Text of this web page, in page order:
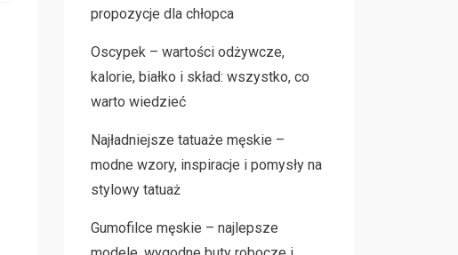
propozycje dla chłopca
Oscypek – wartości odżywcze,
kalorie, białko i skład: wszystko, co
warto wiedzieć
Najładniejsze tatuaże męskie –
modne wzory, inspiracje i pomysły na
stylowy tatuaż
Gumofilce męskie – najlepsze